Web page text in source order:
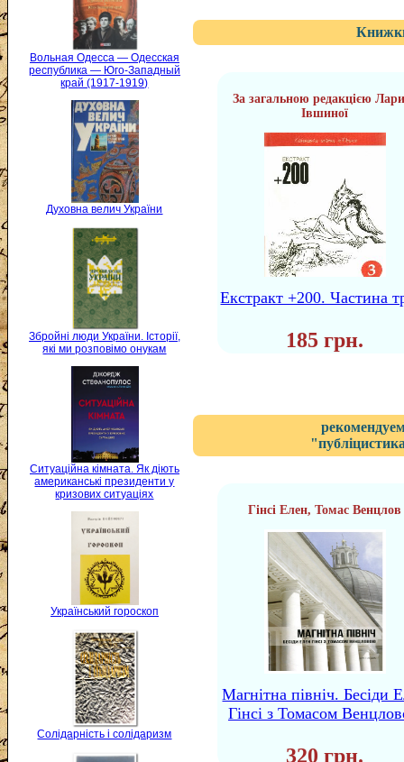
Вольная Одесса — Одесская
республика — Юго-Западный
край (1917-1919)
Духовна велич України
Збройні люди України. Історії,
які ми розповімо онукам
Ситуаційна кімната. Як діють
американські президенти у
кризових ситуаціях
Український гороскоп
Солідарність і солідаризм
За загальною редакцією
Івшиної
Екстракт +200. Частина
185 грн.
Гінсі Елен, Томас Венцлов
Магнітна північ. Бесіди
Гінсі з Томасом
320 грн.